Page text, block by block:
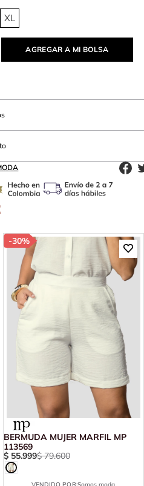
XL
AGREGAR A MI BOLSA
-30%
BERMUDA MUJER MARFIL MP
113569
$ 55.999$ 79.600
VENDIDO POR:Somos moda